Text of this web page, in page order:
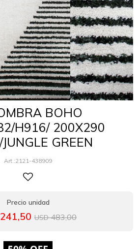
BOHO
H916/ 200X290
GREEN
2121-438909
241,50 USD 483,00